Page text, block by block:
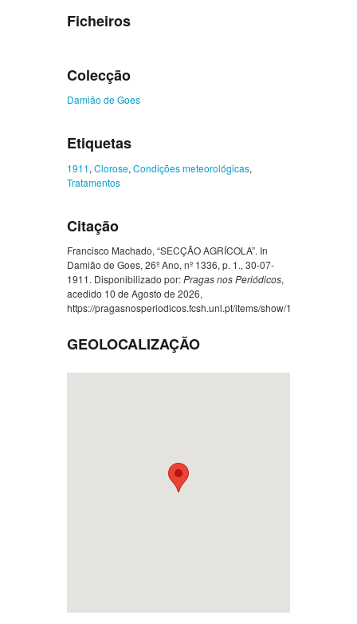
Ficheiros
Colecção
Damião de Goes
Etiquetas
1911, Clorose, Condições meteorológicas,
Tratamentos
Citação
Francisco Machado, “SECÇÃO AGRÍCOLA”. In
Damião de Goes, 26º Ano, nº 1336, p. 1., 30-07-
1911. Disponibilizado por:Pragas nos Periódicos,
acedido 10 de Agosto de 2026,
https://pragasnosperiodicos.fcsh.unl.pt/items/show/1348
GEOLOCALIZAÇÃO